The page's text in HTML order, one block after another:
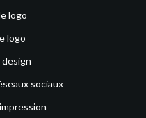
logo
logo
sociaux